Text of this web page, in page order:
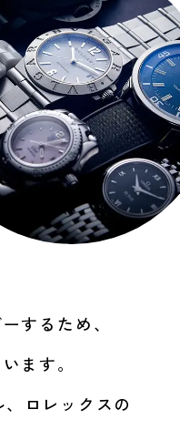
するため、
ます。
ロレックスの